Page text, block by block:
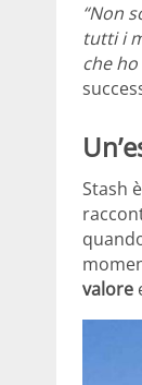
“Non
tutti i
che
Stash
valore